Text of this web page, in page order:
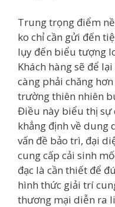
Trung trọng điểm
ko chỉ cần gửi đến
lụy đến biểu tượng
Khách hàng sẽ để
càng phải chăng
trường thiên nhiên
Điều này biểu thị sự
khẳng định về dung
vấn đề bảo trì, đại
cung cấp cải sinh
đạc là cần thiết để
hình thức giải trí
thương mại diễn ra